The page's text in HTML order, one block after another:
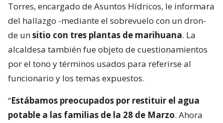
Torres, encargado de Asuntos Hídricos, le informara
del hallazgo -mediante el sobrevuelo con un dron-
de unsitio con tres plantas de marihuana. La
alcaldesa también fue objeto de cuestionamientos
por el tono y términos usados para referirse al
funcionario y los temas expuestos.
“Estábamos preocupados por restituir el agua
potable a las familias de la 28 de Marzo. Ahora